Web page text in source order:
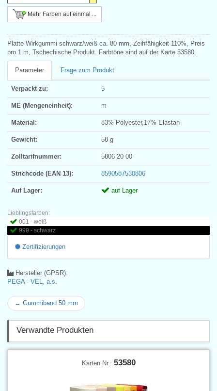
Mehr Farben auf einmal ...
Platte Wirkgummi schwarz/weiß ca. 80 mm, Zeihfähigkeit 110%, Preis
pro 1 m, Tschechische Produkt. Farbtöne sind auf der Karte 53580.
Parameter Frage zum Produkt
Verpackt zu: 5
ME (Mengeneinheit): m
Material: 83% Polyester,17% Elastan
Gewicht: 58 g
Zolltarifnummer: 5806 20 00
Strichcode (EAN 13): 8590587530806
Auf Lager: auf Lager
Lieblingsfarben:
001 - weiß
999 - schwarz
Zertifizierungen
Hersteller (GPSR):
PEGA - VEL, a.s.
← Gummiband 50 mm
Verwandte Produkten
Karten Nr.: 53580